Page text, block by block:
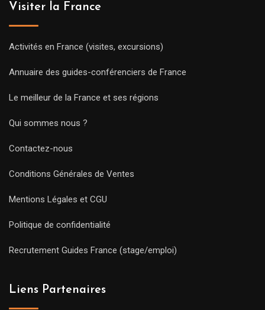
Visiter la France
Activités en France (visites, excursions)
Annuaire des guides-conférenciers de France
Le meilleur de la France et ses régions
Qui sommes nous ?
Contactez-nous
Conditions Générales de Ventes
Mentions Légales et CGU
Politique de confidentialité
Recrutement Guides France (stage/emploi)
Liens Partenaires